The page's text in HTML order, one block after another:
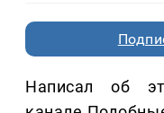
Написал об